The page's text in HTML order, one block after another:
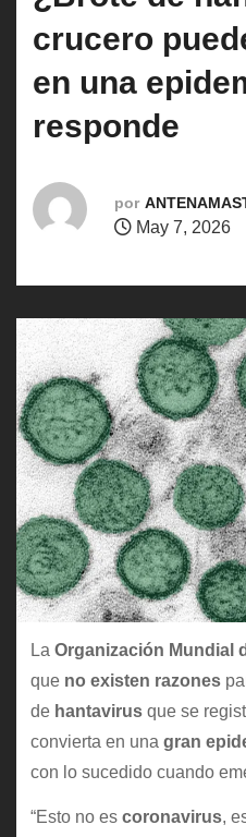
crucero
en una
responde
por
May 7, 2026
La Organización Mundial
que no existen razones
de hantavirusque se
convierta en unagran
con lo sucedido cuando
“Esto no es coronavirus,